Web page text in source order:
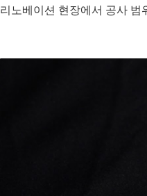
리노베이션 현장에서 공사